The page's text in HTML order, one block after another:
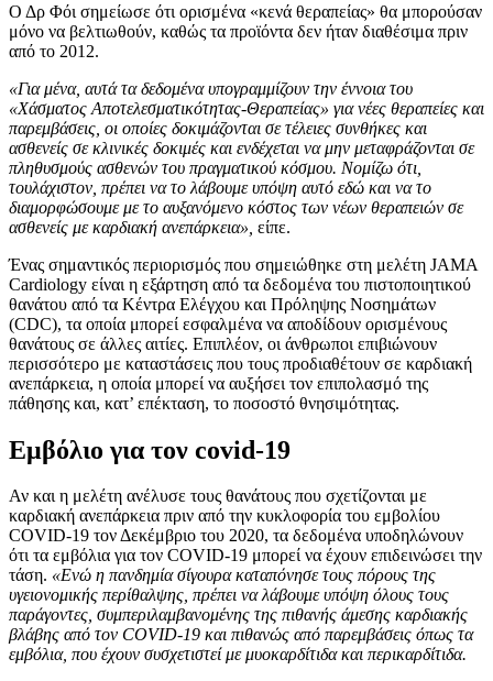
Ο Δρ Φόι σημείωσε ότι ορισμένα «κενά θεραπείας» θα μπορούσαν
μόνο να βελτιωθούν, καθώς τα προϊόντα δεν ήταν διαθέσιμα πριν
από το 2012.
«Για μένα, αυτά τα δεδομένα υπογραμμίζουν την έννοια του
«Χάσματος Αποτελεσματικότητας-Θεραπείας» για νέες θεραπείες και
παρεμβάσεις, οι οποίες δοκιμάζονται σε τέλειες συνθήκες και
ασθενείς σε κλινικές δοκιμές και ενδέχεται να μην μεταφράζονται σε
πληθυσμούς ασθενών του πραγματικού κόσμου. Νομίζω ότι,
τουλάχιστον, πρέπει να το λάβουμε υπόψη αυτό εδώ και να το
διαμορφώσουμε με το αυξανόμενο κόστος των νέων θεραπειών σε
ασθενείς με καρδιακή ανεπάρκεια», είπε.
Ένας σημαντικός περιορισμός που σημειώθηκε στη μελέτη JAMA
Cardiology είναι η εξάρτηση από τα δεδομένα του πιστοποιητικού
θανάτου από τα Κέντρα Ελέγχου και Πρόληψης Νοσημάτων
(CDC), τα οποία μπορεί εσφαλμένα να αποδίδουν ορισμένους
θανάτους σε άλλες αιτίες. Επιπλέον, οι άνθρωποι επιβιώνουν
περισσότερο με καταστάσεις που τους προδιαθέτουν σε καρδιακή
ανεπάρκεια, η οποία μπορεί να αυξήσει τον επιπολασμό της
πάθησης και, κατ’ επέκταση, το ποσοστό θνησιμότητας.
Εμβόλιο για τον covid-19
Αν και η μελέτη ανέλυσε τους θανάτους που σχετίζονται με
καρδιακή ανεπάρκεια πριν από την κυκλοφορία του εμβολίου
COVID-19 τον Δεκέμβριο του 2020, τα δεδομένα υποδηλώνουν
ότι τα εμβόλια για τον COVID-19 μπορεί να έχουν επιδεινώσει την
τάση. «Ενώ η πανδημία σίγουρα καταπόνησε τους πόρους της
υγειονομικής περίθαλψης, πρέπει να λάβουμε υπόψη όλους τους
παράγοντες, συμπεριλαμβανομένης της πιθανής άμεσης καρδιακής
βλάβης από τον COVID-19 και πιθανώς από παρεμβάσεις όπως τα
εμβόλια, που έχουν συσχετιστεί με μυοκαρδίτιδα και περικαρδίτιδα.